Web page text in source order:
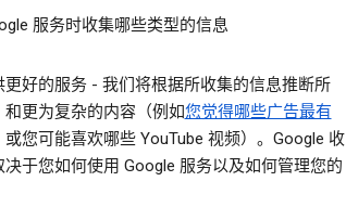
服务时收集哪些类型的信息
好的服务 - 我们将根据所收集的信息推断所
更为复杂的内容（例如您觉得哪些广告最有
或您可能喜欢哪些 YouTube 视频）。Google 收
于您如何使用 Google 服务以及如何管理您的